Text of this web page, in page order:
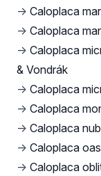
→ Caloplaca
→ Caloplaca
→ Caloplaca
& Vondrák
→ Caloplaca
→ Caloplaca
→ Caloplaca
→ Caloplaca
→ Caloplaca